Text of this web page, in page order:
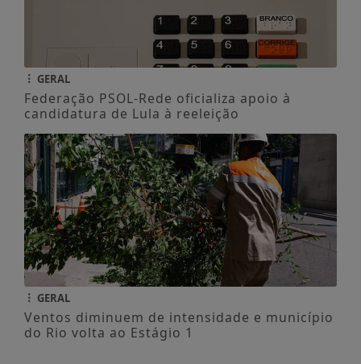
GERAL
Federação PSOL-Rede oficializa apoio à
candidatura de Lula à reeleição
GERAL
Ventos diminuem de intensidade e município
do Rio volta ao Estágio 1